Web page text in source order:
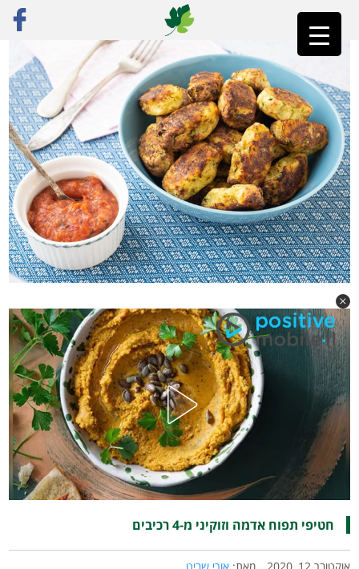
ראשי»פוסט נבחר חטיפי תפוח אדמה וזוקיני מ-4 רכיבים
חטיפי תפוח אדמה וזוקיני מ-4 רכיבים